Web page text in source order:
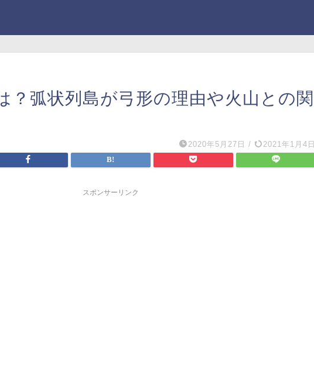
？弧状列島が弓形の理由や火山との関
2020年5月27日 / 2021年1月4日
スポンサーリンク